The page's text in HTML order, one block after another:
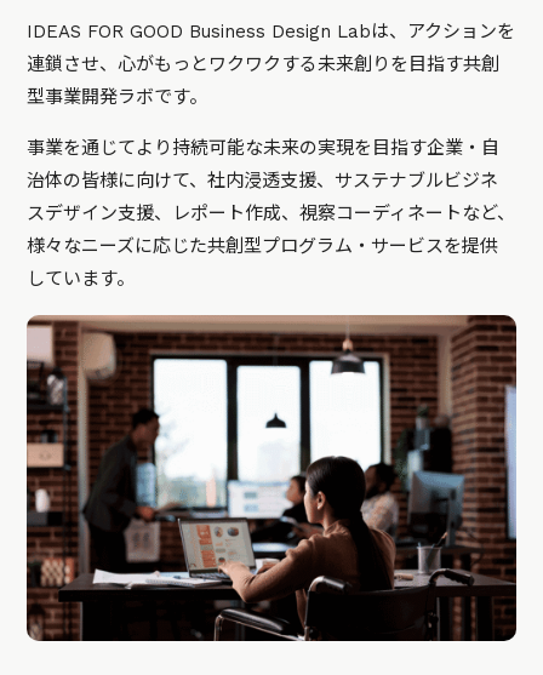
IDEAS FOR GOOD Business Design Labは、アクションを
連鎖させ、心がもっとワクワクする未来創りを目指す共創
型事業開発ラボです。
事業を通じてより持続可能な未来の実現を目指す企業・自
治体の皆様に向けて、社内浸透支援、サステナブルビジネ
スデザイン支援、レポート作成、視察コーディネートなど、
様々なニーズに応じた共創型プログラム・サービスを提供
しています。